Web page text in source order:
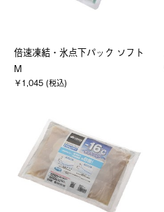
倍速凍結・氷点下パック ソフト
M
￥1,045 (税込)